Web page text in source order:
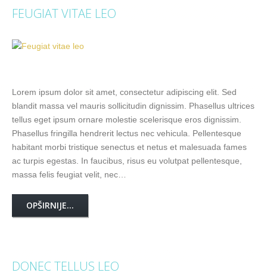
FEUGIAT VITAE LEO
Lorem ipsum dolor sit amet, consectetur adipiscing elit. Sed
blandit massa vel mauris sollicitudin dignissim. Phasellus ultrices
tellus eget ipsum ornare molestie scelerisque eros dignissim.
Phasellus fringilla hendrerit lectus nec vehicula. Pellentesque
habitant morbi tristique senectus et netus et malesuada fames
ac turpis egestas. In faucibus, risus eu volutpat pellentesque,
massa felis feugiat velit, nec…
OPŠIRNIJE...
DONEC TELLUS LEO